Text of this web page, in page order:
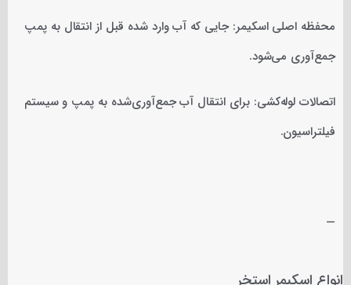
محفظه اصلی اسکیمر: جایی که آب وارد شده قبل از انتقال به پمپ
جمع‌آوری می‌شود.
اتصالات لوله‌کشی: برای انتقال آب جمع‌آوری‌شده به پمپ و سیستم
فیلتراسیون.
—
انواع اسکیمر استخر